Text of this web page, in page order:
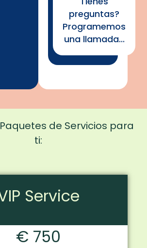
preguntas?
Programemos
una llamada...
de Servicios para
ti:
Service
€ 750